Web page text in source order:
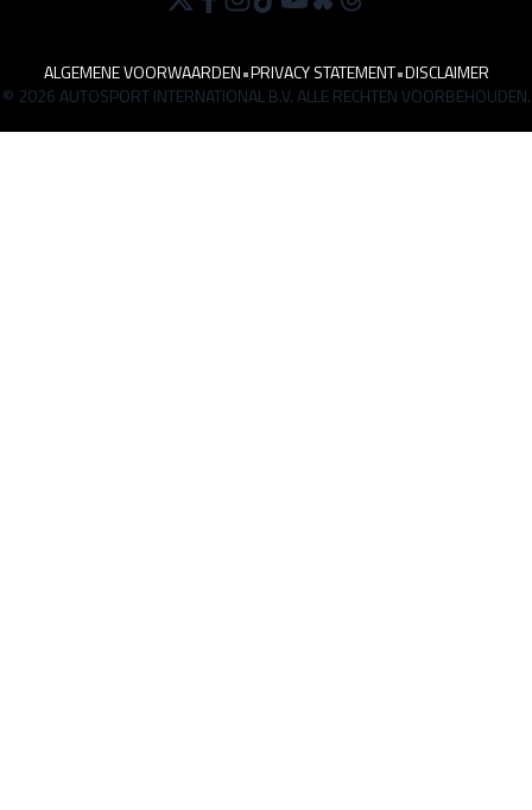
ALGEMENE VOORWAARDEN•PRIVACY STATEMENT•DISCLAIMER
© 2026 AUTOSPORT INTERNATIONAL B.V. ALLE RECHTEN VOORBEHOUDEN.